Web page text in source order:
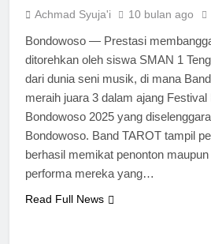
Achmad Syuja'i 10 bulan ago
Bondowoso — Prestasi
ditorehkan oleh siswa SMAN 1
dari dunia seni musik, di mana
meraih juara 3 dalam ajang Festival
Bondowoso 2025 yang
Bondowoso. Band TAROT tampil
berhasil memikat penonton
performa mereka yang…
Read Full News